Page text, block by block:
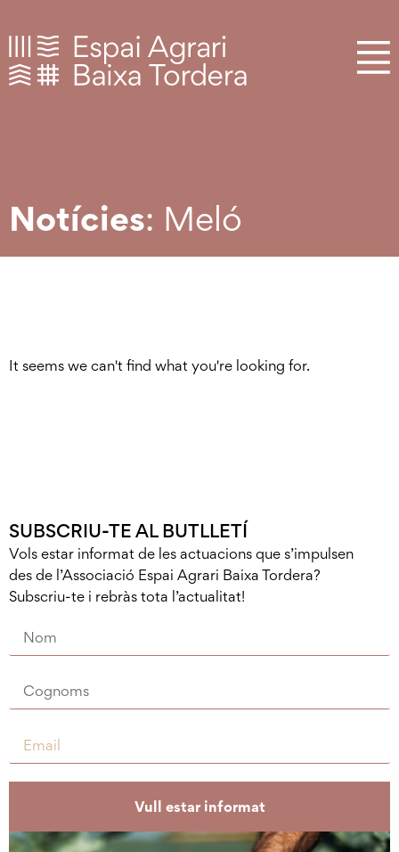
Notícies: Meló
It seems we can't find what you're looking for.
SUBSCRIU-TE AL BUTLLETÍ
Vols estar informat de les actuacions que s’impulsen
des de l’Associació Espai Agrari Baixa Tordera?
Subscriu-te i rebràs tota l’actualitat!
Vull estar informat